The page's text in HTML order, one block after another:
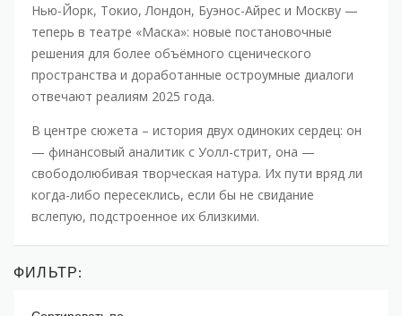
Нью-Йорк, Токио, Лондон, Буэнос-Айрес и Москву —
теперь в театре «Маска»: новые постановочные
решения для более объёмного сценического
пространства и доработанные остроумные диалоги
отвечают реалиям 2025 года.
В центре сюжета – история двух одиноких сердец: он
— финансовый аналитик с Уолл-стрит, она —
свободолюбивая творческая натура. Их пути вряд ли
когда-либо пересеклись, если бы не свидание
вслепую, подстроенное их близкими.
ФИЛЬТР: